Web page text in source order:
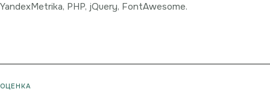
YandexMetrika, PHP, jQuery, FontAwesome.
ОЦЕНКА